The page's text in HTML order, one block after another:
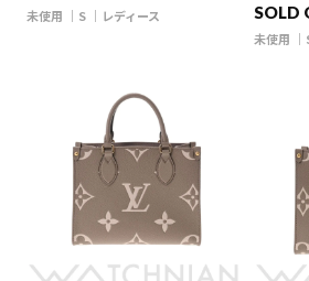
未使用 S レディース SOLD
未使用